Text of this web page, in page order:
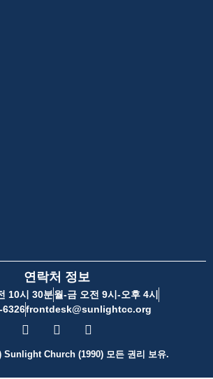
연락처 정보
10시 30분월-금 오전 9시-오후 4시
6326frontdesk@sunlightcc.org
Sunlight Church (1990) 모든 권리 보유.